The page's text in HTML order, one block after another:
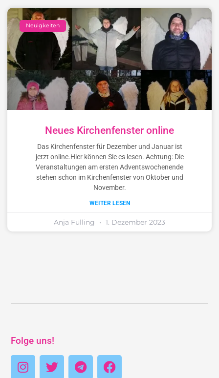
Neuigkeiten
Neues Kirchenfenster online
Das Kirchenfenster für Dezember und Januar ist
jetzt online.Hier können Sie es lesen. Achtung: Die
Veranstaltungen am ersten Adventswochenende
stehen schon im Kirchenfenster von Oktober und
November.
WEITER LESEN
Anja Fülling 1. Dezember 2023
Folge uns!